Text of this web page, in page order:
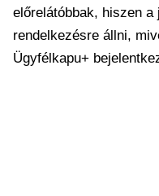
előrelátóbbak, hiszen
rendelkezésre állni,
Ügyfélkapu+